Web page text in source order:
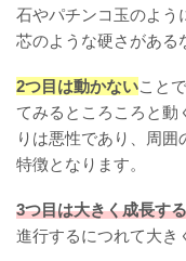
石やパチンコ玉のよう
芯のような硬さがある
2つ目は動かないこと
てみるところころと動
りは悪性であり、周
特徴となります。
3つ目は大きく成長する
進行するにつれて大き